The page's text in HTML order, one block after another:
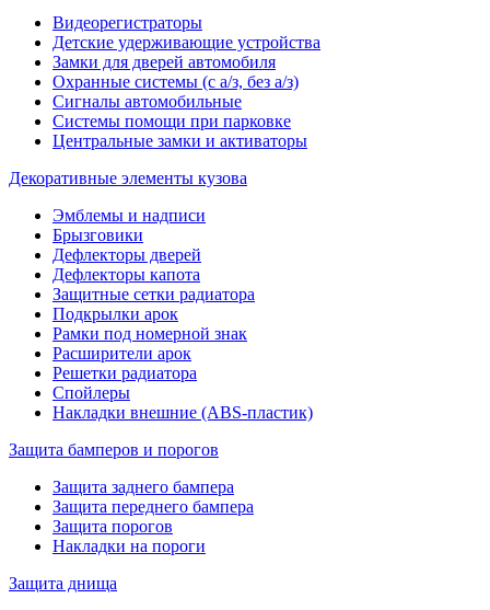
Видеорегистраторы
Детские удерживающие устройства
Замки для дверей автомобиля
Охранные системы (с а/з, без а/з)
Сигналы автомобильные
Системы помощи при парковке
Центральные замки и активаторы
Декоративные элементы кузова
Эмблемы и надписи
Брызговики
Дефлекторы дверей
Дефлекторы капота
Защитные сетки радиатора
Подкрылки арок
Рамки под номерной знак
Расширители арок
Решетки радиатора
Спойлеры
Накладки внешние (ABS-пластик)
Защита бамперов и порогов
Защита заднего бампера
Защита переднего бампера
Защита порогов
Накладки на пороги
Защита днища